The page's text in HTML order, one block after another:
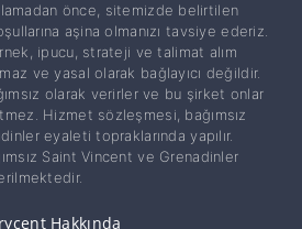
önce, sitemizde belirtilen
aşina olmanızı tavsiye ederiz.
ipucu, strateji ve talimat alım
ve yasal olarak bağlayıcı değildir.
olarak verirler ve bu şirket onlar
Hizmet sözleşmesi, bağımsız
eyaleti topraklarında yapılır.
Saint Vincent ve Grenadinler
Hakkında